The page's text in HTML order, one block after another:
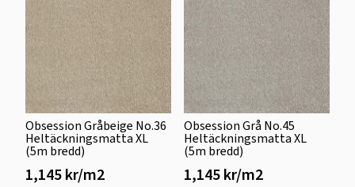
Obsession Gråbeige No.36
Heltäckningsmatta XL
(5m bredd)
1,145 kr/m2
Obsession Grå No.45
Heltäckningsmatta XL
(5m bredd)
1,145 kr/m2